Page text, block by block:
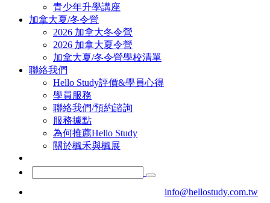
青少年升學講座
加拿大夏/冬令營
2026 加拿大冬令營
2026 加拿大夏令營
加拿大夏/冬令營學校清單
聯絡我們
Hello Study評價&學員心得
學員服務
聯絡我們/預約諮詢
服務據點
為何推薦Hello Study
關於楓禾與楓展
info@hellostudy.com.tw